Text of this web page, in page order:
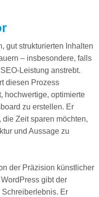
gut strukturierten Inhalten
– insbesondere, falls
Leistung anstrebt.
diesen Prozess
hochwertige, optimierte
zu erstellen. Er
Zeit sparen möchten,
und Aussage zu
der Präzision künstlicher
gibt der
Er